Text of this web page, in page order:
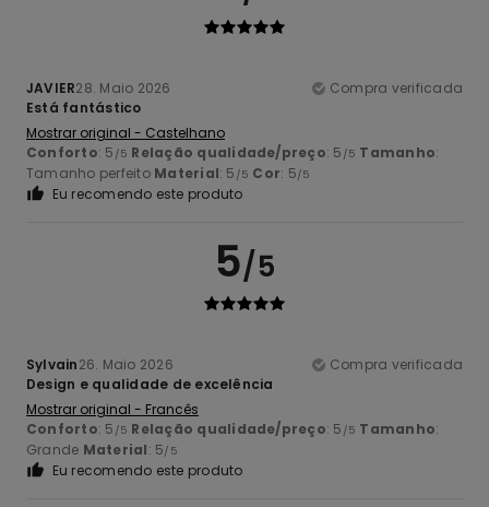
JAVIER28. Maio 2026
Compra verificada
Está fantástico
Mostrar original - Castelhano
Conforto: 5 /5 Relação qualidade/preço: 5 /5 Tamanho:
Tamanho perfeito Material: 5 /5 Cor: 5/5
Eu recomendo este produto
5/5
Sylvain26. Maio 2026
Compra verificada
Design e qualidade de excelência
Mostrar original - Francês
Conforto: 5 /5 Relação qualidade/preço: 5 /5 Tamanho:
Grande Material: 5/5
Eu recomendo este produto